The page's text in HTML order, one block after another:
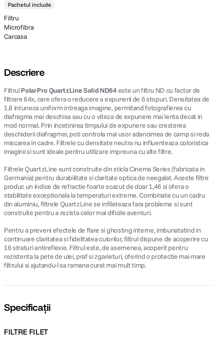
Pachetul include
Filtru
Microfibra
Carcasa
Descriere
FiltrulPolarPro QuartzLine Solid ND64este un filtru ND cu factor de
filtrare 64x, care ofera o reducere a expunerii de 6 stopuri. Densitatea de
1.8 intuneca uniform intreaga imagine, permitand fotografierea cu
diafragma mai deschisa sau cu o viteza de expunere mai lenta decat in
mod normal. Prin incetinirea timpului de expunere sau cresterea
deschiderii diafragmei, poti controla mai usor adancimea de camp si reda
miscarea in cadre. Filtrele cu densitate neutra nu influenteaza coloristica
imaginii si sunt ideale pentru utilizare impreuna cu alte filtre.
Filtrele QuartzLine sunt construite din sticla Cinema Series (fabricata in
Germania) pentru durabilitate si claritate optica de neegalat. Aceste filtre
produc un indice de refractie foarte scazut de doar 1,46 si ofera o
stabilitate exceptionala la temperaturi extreme. Combinate cu un cadru
din aluminiu, filtrele QuartzLine se infileteaza fara probleme si sunt
construite pentru a rezista celor mai dificile aventuri.
Pentru a preveni efectele de flare si ghosting interne, imbunatatind in
continuare claritatea si fidelitatea culorilor, filtrul dispune de acoperire cu
16 straturi antireflexie. Filtrul este, de asemenea, acoperit pentru
rezistenta la pete de ulei, praf si zgarieturi, oferind o protectie mai mare
filtrului si ajutandu-l sa ramana curat mai mult timp.
Specificații
FILTRE FILET